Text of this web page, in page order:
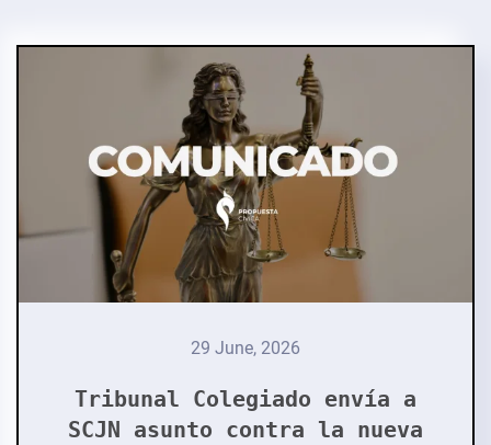
29 June, 2026
Tribunal Colegiado envía a
SCJN asunto contra la nueva